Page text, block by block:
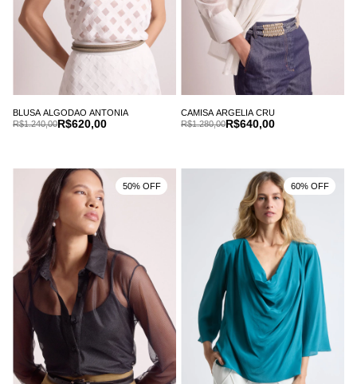
BLUSA ALGODAO ANTONIA
R$620,00
R$1.240,00
CAMISA ARGELIA CRU
R$640,00
R$1.280,00
50% OFF 60% OFF